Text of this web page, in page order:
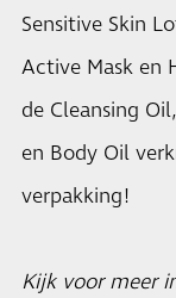
Sensitive Skin
Active Mask en
de Cleansing
en Body Oil
verpakking!
Kijk voor meer